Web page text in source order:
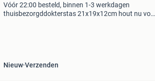
Vóór 22:00 besteld, binnen 1-3 werkdagen
thuisbezorgddokterstas 21x19x12cm hout nu voor
Nieuw Verzenden